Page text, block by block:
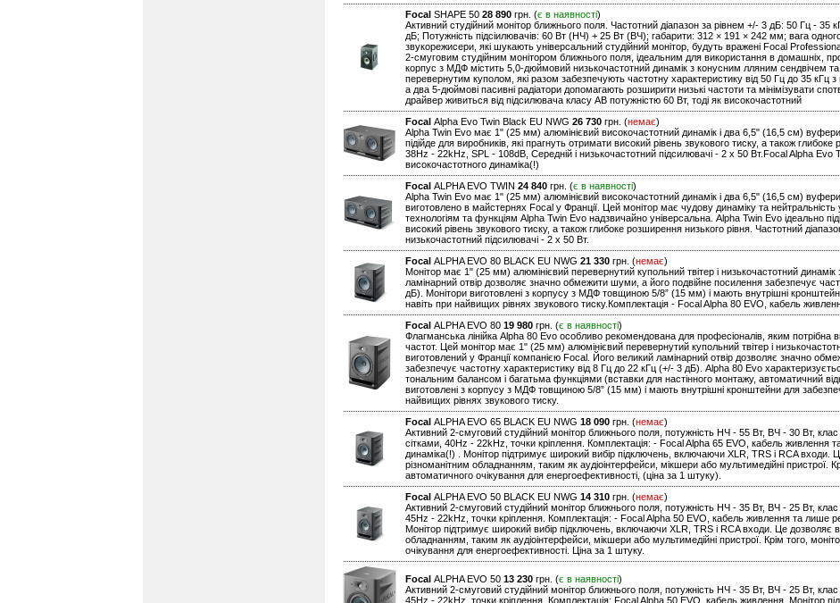
Focal SHAPE 50 28 890 грн. (є в наявності)
Активний студійний монітор ближнього поля. Частотний діапазон за рівнем +/- 3 дБ: 50 Гц - 35
дБ; Потужність підсіилювачів: 60 Вт (НЧ) + 25 Вт (ВЧ); габарити: 312 × 191 × 242 мм; вага
звукорежисери, які шукають універсальний студійний монітор, будуть вражені Focal
2-смуговим студійним монітором ближнього поля, ідеальним для використання в домашніх,
корпус з МДФ містить 5,0-дюймовий низькочастотний динамік з конусним лляним сендвічем та
перевернутим куполом, які разом забезпечують частотну характеристику від 50 Гц до 35 кГц
а два 5-дюймові пасивні радіатори допомагають розширити низькі частоти та мінімізувати
драйвер живиться від підсилювача класу AB потужністю 60 Вт, тоді як високочастотний
Focal Alpha Evo Twin Black EU NWG 26 730 грн. (немає)
Alpha Twin Evo має 1" (25 мм) алюмінієвий високочастотний динамік і два 6,5" (16,5 см)
підійде для виробників, які прагнуть отримати високий рівень звукового тиску, а також
38Hz - 22kHz, SPL - 108dB, Середній і низькочастотний підсилювачі - 2 х 50 Вт.Focal Alpha Evo
високочастотного динаміка(!)
Focal ALPHA EVO TWIN 24 840 грн. (є в наявності)
Alpha Twin Evo має 1" (25 мм) алюмінієвий високочастотний динамік і два 6,5" (16,5 см)
виготовлено в майстернях Focal у Франції. Цей монітор має чудову динаміку та
технологіям та функціям Alpha Twin Evo надзвичайно універсальна. Alpha Twin Evo ідеально
високий рівень звукового тиску, а також глибоке розширення низького рівня. Частотний
низькочастотний підсилювачі - 2 х 50 Вт.
Focal ALPHA EVO 80 BLACK EU NWG 21 330 грн. (немає)
Монітор має 1" (25 мм) алюмінієвий перевернутий купольний твітер і низькочастотний
ламінарний отвір дозволяє значно обмежити шуми, а його подвійне посилення забезпечує
дБ). Монітори виготовлені з корпусу з МДФ товщиною 5/8” (15 мм) і мають внутрішні
навіть при найвищих рівнях звукового тиску.Комплектація - Focal Alpha 80 EVO, кабель
Focal ALPHA EVO 80 19 980 грн. (є в наявності)
Флагманська лінійка Alpha 80 Evo особливо рекомендована для професіоналів, яким потрібна
частот. Цей монітор має 1" (25 мм) алюмінієвий перевернутий купольний твітер і
виготовлений у Франції компанією Focal. Його великий ламінарний отвір дозволяє значно
забезпечує частотну характеристику від 8 Гц до 22 кГц (+/- 3 дБ). Alpha 80 Evo
тональним балансом і багатьма функціями (вставки для настінного монтажу, автоматичний
виготовлені з корпусу з МДФ товщиною 5/8” (15 мм) і мають внутрішні кронштейни для
найвищих рівнях звукового тиску.
Focal ALPHA EVO 65 BLACK EU NWG 18 090 грн. (немає)
Активний 2-смуговий студійний монітор ближнього поля, потужність НЧ - 55 Вт, ВЧ - 30 Вт,
сітками, 40Hz - 22kHz, точки кріплення. Комплектація: - Focal Alpha 65 EVO, кабель живлення
динаміка(!) . Монітор підтримує широкий вибір підключень, включаючи XLR, TRS і RCA входи.
різноманітним обладнанням, таким як аудіоінтерфейси, мікшери або мультимедійні пристрої.
автоматичного очікування для енергоефективності, (ціна за 1 штуку).
Focal ALPHA EVO 50 BLACK EU NWG 14 310 грн. (немає)
Активний 2-смуговий студійний монітор ближнього поля, потужність НЧ - 35 Вт, ВЧ - 25 Вт,
45Hz - 22kHz, точки кріплення. Комплектація: - Focal Alpha 50 EVO, кабель живлення та лише
Монітор підтримує широкий вибір підключень, включаючи XLR, TRS і RCA входи. Це дозволяє
обладнанням, таким як аудіоінтерфейси, мікшери або мультимедійні пристрої. Крім того,
очікування для енергоефективності. Ціна за 1 штуку.
Focal ALPHA EVO 50 13 230 грн. (є в наявності)
Активний 2-смуговий студійний монітор ближнього поля, потужність НЧ - 35 Вт, ВЧ - 25 Вт,
45Hz - 22kHz, точки кріплення. Комплектація: Focal Alpha 50 EVO, кабель живлення. Монітор